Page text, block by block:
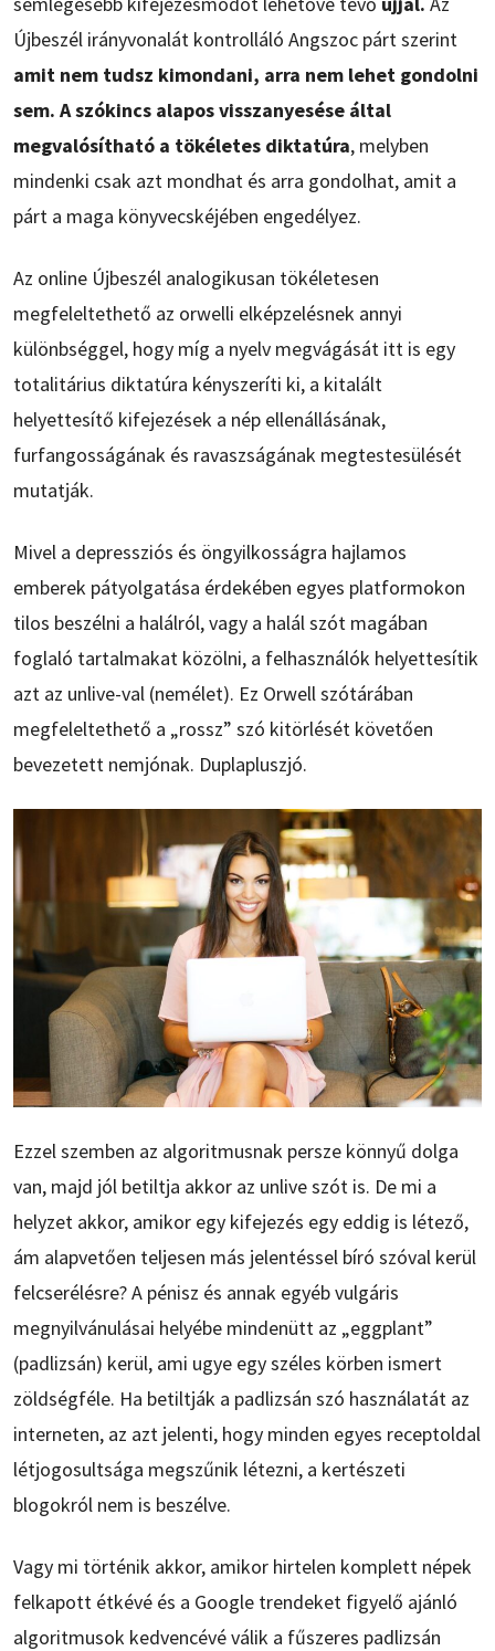
Újbeszél irányvonalát kontrolláló Angszoc párt szerint
amit nem tudsz kimondani, arra nem lehet gondolni
sem. A szókincs alapos visszanyesése által
megvalósítható a tökéletes diktatúra, melyben
mindenki csak azt mondhat és arra gondolhat, amit a
párt a maga könyvecskéjében engedélyez.
Az online Újbeszél analogikusan tökéletesen
megfeleltethető az orwelli elképzelésnek annyi
különbséggel, hogy míg a nyelv megvágását itt is egy
totalitárius diktatúra kényszeríti ki, a kitalált
helyettesítő kifejezések a nép ellenállásának,
furfangosságának és ravaszságának megtestesülését
mutatják.
Mivel a depressziós és öngyilkosságra hajlamos
emberek pátyolgatása érdekében egyes platformokon
tilos beszélni a halálról, vagy a halál szót magában
foglaló tartalmakat közölni, a felhasználók helyettesítik
azt az unlive-val (nemélet). Ez Orwell szótárában
megfeleltethető a „rossz” szó kitörlését követően
bevezetett nemjónak. Duplapluszjó.
Ezzel szemben az algoritmusnak persze könnyű dolga
van, majd jól betiltja akkor az unlive szót is. De mi a
helyzet akkor, amikor egy kifejezés egy eddig is létező,
ám alapvetően teljesen más jelentéssel bíró szóval kerül
felcserélésre? A pénisz és annak egyéb vulgáris
megnyilvánulásai helyébe mindenütt az „eggplant”
(padlizsán) kerül, ami ugye egy széles körben ismert
zöldségféle. Ha betiltják a padlizsán szó használatát az
interneten, az azt jelenti, hogy minden egyes receptoldal
létjogosultsága megszűnik létezni, a kertészeti
blogokról nem is beszélve.
Vagy mi történik akkor, amikor hirtelen komplett népek
felkapott étkévé és a Google trendeket figyelő ajánló
algoritmusok kedvencévé válik a fűszeres padlizsán